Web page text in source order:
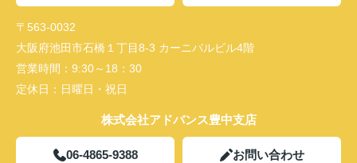
〒563-0032
大阪府池田市石橋１丁目8-3 カーニバルビル4階
営業時間： 9:30～18：30
定休日： 日曜日・祝日
株式会社アドバンス豊中支店
06-4865-9388 お問い合わせ